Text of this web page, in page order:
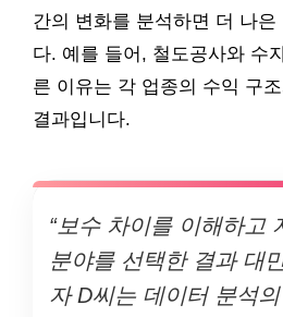
간의 변화를 분석하면 더 나은
다. 예를 들어, 철도공사와 수
른 이유는 각 업종의 수익 구
결과입니다.
“보수 차이를 이해하고
분야를 선택한 결과 대
자 D씨는 데이터 분석